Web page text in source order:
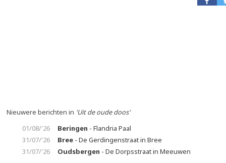
Nieuwere berichten in 'Uit de oude doos'
01/08/'26
Beringen - Flandria Paal
31/07/'26
Bree - De Gerdingenstraat in Bree
31/07/'26
Oudsbergen - De Dorpsstraat in Meeuwen